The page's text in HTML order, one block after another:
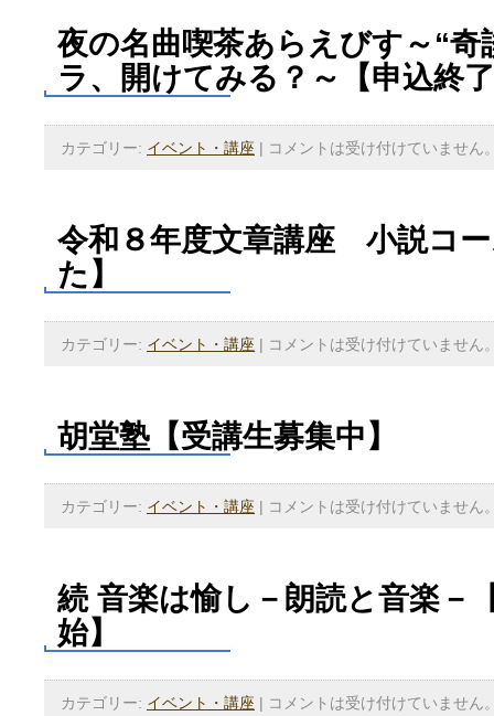
夜の名曲喫茶あらえびす～“奇
ラ、開けてみる？～【申込終
カテゴリー: イベント・講座 | コメントは受け付けていません
令和８年度文章講座 小説コ
た】
カテゴリー: イベント・講座 | コメントは受け付けていません
胡堂塾【受講生募集中】
カテゴリー: イベント・講座 | コメントは受け付けていません
続 音楽は愉し－朗読と音楽－
始】
カテゴリー: イベント・講座 | コメントは受け付けていません